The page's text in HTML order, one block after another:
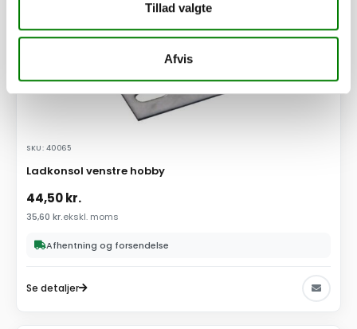
Tillad valgte
Afvis
SKU: 40065
Ladkonsol venstre hobby
44,50kr.
35,60 kr.ekskl. moms
Afhentning og forsendelse
Se detaljer